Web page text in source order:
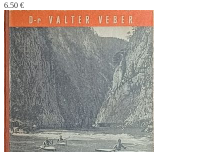
6.50 €